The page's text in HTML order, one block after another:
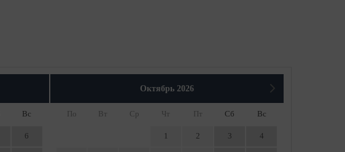
Вс
6
Октябрь 2026
По Вт Ср Чт Пт Сб Вс
1 2 3 4